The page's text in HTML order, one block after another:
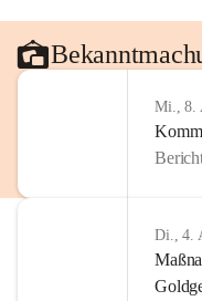
Mi., 8.
Di., 4.